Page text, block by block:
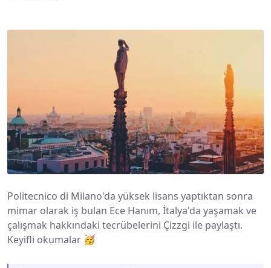
Politecnico di Milano'da yüksek lisans yaptıktan sonra
mimar olarak iş bulan Ece Hanım, İtalya'da yaşamak ve
çalışmak hakkındaki tecrübelerini Çizzgi ile paylaştı.
Keyifli okumalar 🥳